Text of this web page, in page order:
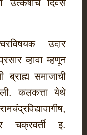
उत्कर्षाचे दिवस
उदार
व्हावा म्हणून
समाजाची
कलकत्ता येथे
चक्रवर्ती इ.